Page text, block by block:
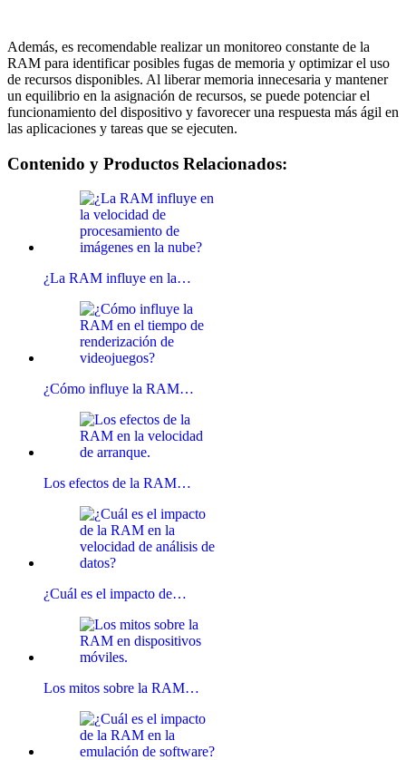
Además, es recomendable realizar un monitoreo constante de la
RAM para identificar posibles fugas de memoria y optimizar el uso
de recursos disponibles. Al liberar memoria innecesaria y mantener
un equilibrio en la asignación de recursos, se puede potenciar el
funcionamiento del dispositivo y favorecer una respuesta más ágil en
las aplicaciones y tareas que se ejecuten.
Contenido y Productos Relacionados:
¿La RAM influye en la…
¿Cómo influye la RAM…
Los efectos de la RAM…
¿Cuál es el impacto de…
Los mitos sobre la RAM…